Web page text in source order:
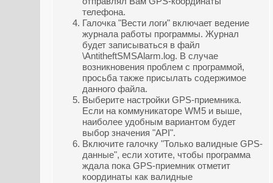
телефона.
Галочка "Вести логи" включает ведение
журнала работы программы. Журнал
будет записываться в файл
\AntitheftSMSAlarm.log. В случае
возникновения проблем с программой,
просьба также присылать содержимое
данного файла.
Выберите настройки GPS-приемника.
Если на коммуникаторе WM5 и выше,
наиболее удобным вариантом будет
выбор значения "API".
Включите галочку "Только валидные GPS-
данные", если хотите, чтобы программа
ждала пока GPS-приемник отметит
координаты как валидные